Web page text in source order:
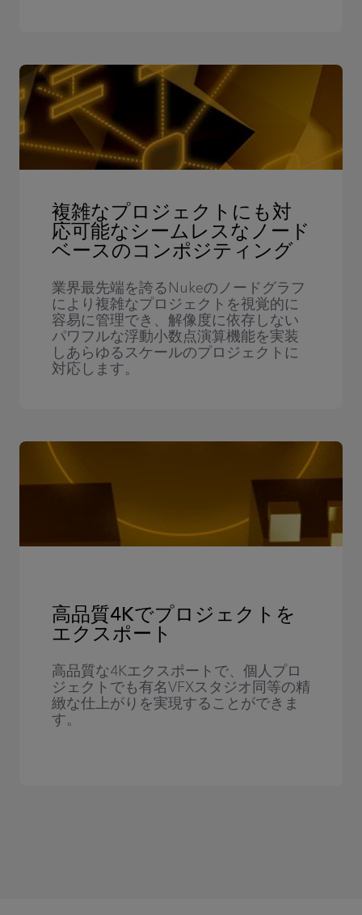
複雑なプロジェクトにも対
応可能なシームレスなノード
ベースのコンポジティング
業界最先端を誇るNukeのノードグラフ
により複雑なプロジェクトを視覚的に
容易に管理でき、解像度に依存しない
パワフルな浮動小数点演算機能を実装
しあらゆるスケールのプロジェクトに
対応します。
高品質4Kでプロジェクトを
エクスポート
高品質な4Kエクスポートで、個人プロ
ジェクトでも有名VFXスタジオ同等の精
緻な仕上がりを実現することができま
す。